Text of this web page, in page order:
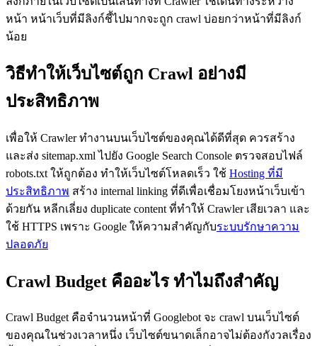
หน้า หน้าเว็บที่มีลิงก์ชี้ไปมากจะถูก crawl บ่อยกว่าหน้าที่มีลิงก์
น้อย
วิธีทำให้เว็บไซต์ถูก Crawl อย่างมี
ประสิทธิภาพ
เพื่อให้ Crawler ทำงานบนเว็บไซต์ของคุณได้ดีที่สุด ควรสร้าง
และส่ง sitemap.xml ไปยัง Google Search Console ตรวจสอบไฟล์
robots.txt ให้ถูกต้อง ทำให้เว็บไซต์โหลดเร็ว ใช้ Hosting ที่มี
ประสิทธิภาพ สร้าง internal linking ที่ดีเพื่อเชื่อมโยงหน้าเว็บเข้า
ด้วยกัน หลีกเลี่ยง duplicate content ที่ทำให้ Crawler เสียเวลา และ
ใช้ HTTPS เพราะ Google ให้ความสำคัญกับระบบรักษาความ
ปลอดภัย
Crawl Budget คืออะไร ทำไมถึงสำคัญ
Crawl Budget คือจำนวนหน้าที่ Googlebot จะ crawl บนเว็บไซต์
ของคุณในช่วงเวลาหนึ่ง เว็บไซต์ขนาดเล็กอาจไม่ต้องกังวลเรื่อง